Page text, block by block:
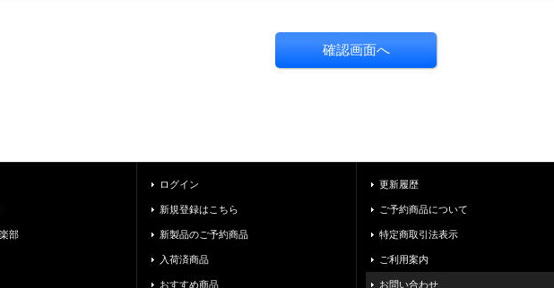
部
ログイン
新規登録はこちら
新製品のご予約商品
入荷済商品
おすすめ商品
更新履歴
ご予約商品について
特定商取引法表示
ご利用案内
お問い合わせ